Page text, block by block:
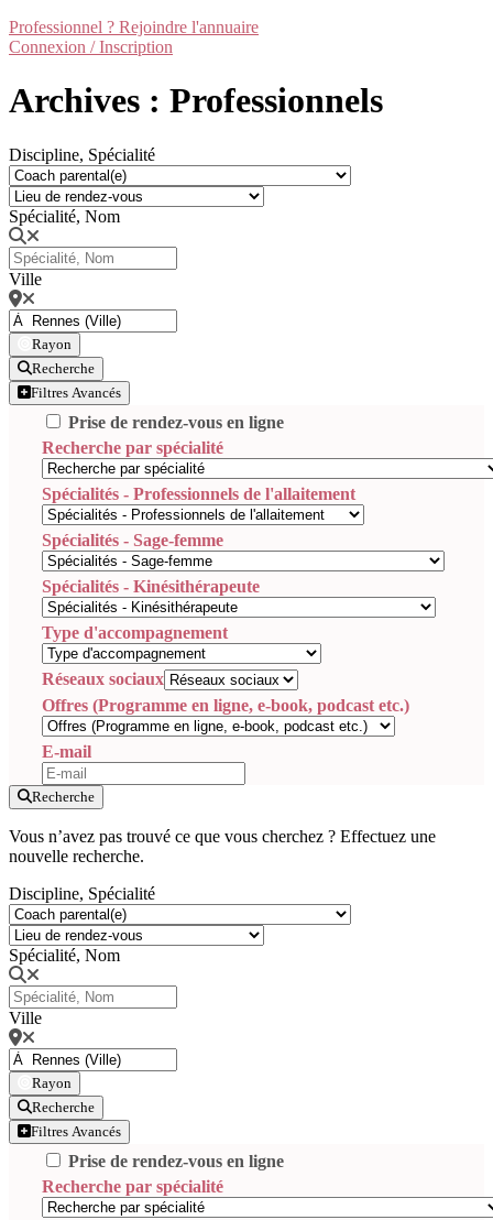
Professionnel ? Rejoindre l'annuaire
Connexion / Inscription
Archives : Professionnels
Discipline, Spécialité
Spécialité, Nom
Ville
Rayon
Recherche
Filtres Avancés
Prise de rendez-vous en ligne
Recherche par spécialité
Spécialités - Professionnels de l'allaitement
Spécialités - Sage-femme
Spécialités - Kinésithérapeute
Type d'accompagnement
Réseaux sociaux
Offres (Programme en ligne, e-book, podcast etc.)
E-mail
Recherche
Vous n’avez pas trouvé ce que vous cherchez ? Effectuez une
nouvelle recherche.
Discipline, Spécialité
Spécialité, Nom
Ville
Rayon
Recherche
Filtres Avancés
Prise de rendez-vous en ligne
Recherche par spécialité